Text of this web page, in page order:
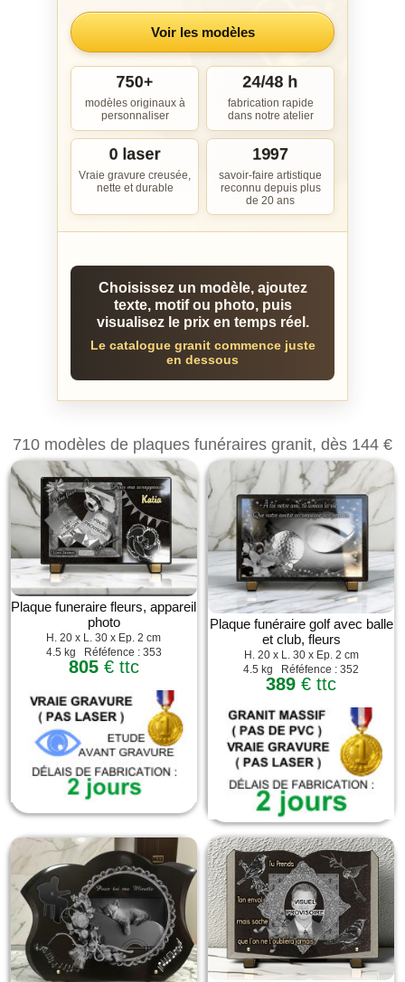
Voir les modèles
750+
modèles originaux à
personnaliser
24/48 h
fabrication rapide
dans notre atelier
0 laser
Vraie gravure creusée,
nette et durable
1997
savoir-faire artistique
reconnu depuis plus
de 20 ans
Choisissez un modèle, ajoutez
texte, motif ou photo, puis
visualisez le prix en temps réel.
Le catalogue granit commence juste
en dessous
710 modèles de plaques funéraires granit, dès 144 €
Plaque funeraire fleurs, appareil
photo
H. 20 x L. 30 x Ep. 2 cm
4.5 kg Réféfence : 353
805€ ttc
Plaque funéraire golf avec balle
et club, fleurs
H. 20 x L. 30 x Ep. 2 cm
4.5 kg Réféfence : 352
389 € ttc